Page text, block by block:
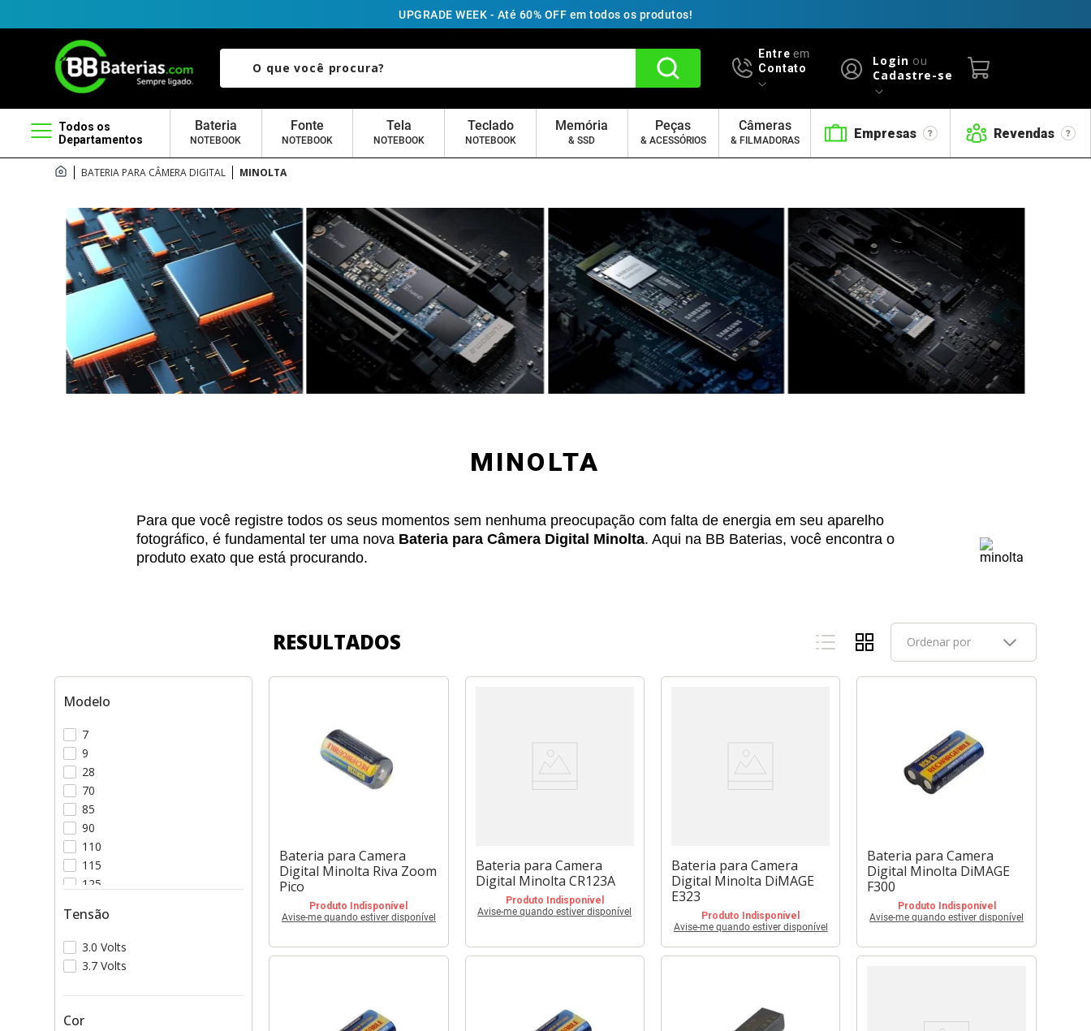
UPGRADE WEEK - Até 60% OFF em todos os produtos!
O que você procura? Entre em
Contato
Login ou
Cadastre-se
Todos os
Departamentos
Bateria
NOTEBOOK
Fonte
NOTEBOOK
Tela
NOTEBOOK
Teclado
NOTEBOOK
Memória
& SSD
Peças
& ACESSÓRIOS
Câmeras
& FILMADORAS Empresas Revendas
BATERIA PARA CÂMERA DIGITAL MINOLTA
MINOLTA
Para que você registre todos os seus momentos sem nenhuma preocupação com falta de energia em seu aparelho
fotográfico, é fundamental ter uma nova Bateria para Câmera Digital Minolta. Aqui na BB Baterias, você encontra o
produto exato que está procurando.
Modelo
7
9
28
70
85
90
110
115
125
Tensão
3.0 Volts
3.7 Volts
Cor
RESULTADOS Ordenar por
Bateria para Camera
Digital Minolta Riva Zoom
Pico
Produto Indisponível
Avise-me quando estiver disponível
Bateria para Camera
Digital Minolta CR123A
Produto Indisponível
Avise-me quando estiver disponível
Bateria para Camera
Digital Minolta DiMAGE
E323
Produto Indisponível
Avise-me quando estiver disponível
Bateria para Camera
Digital Minolta DiMAGE
F300
Produto Indisponível
Avise-me quando estiver disponível